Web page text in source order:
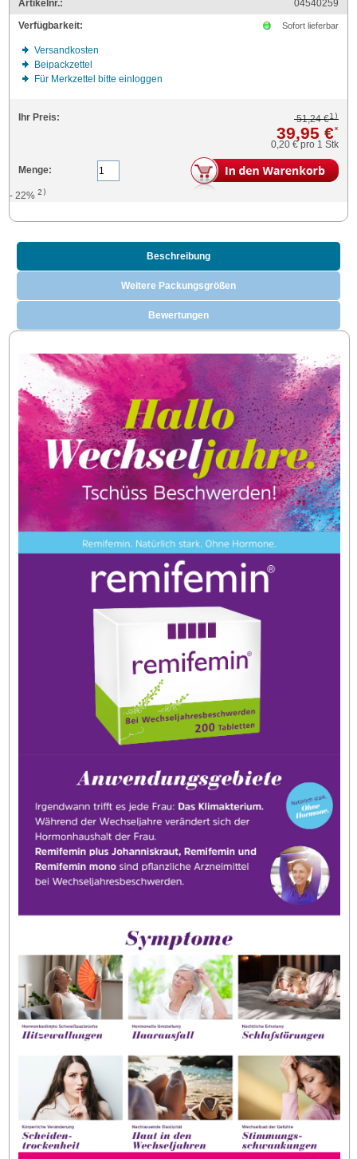
Artikelnr.:
04540259
Verfügbarkeit:
Sofort lieferbar
Versandkosten
Beipackzettel
Für Merkzettel bitte einloggen
Ihr Preis: 51,24 €1)
39,95 €*
0,20 €pro 1 Stk
Menge:
- 22%2)
Beschreibung
Weitere Packungsgrößen
Bewertungen